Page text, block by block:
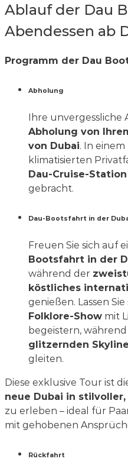
Ablauf der Dau
Abendessen ab
Programm der Dau
Abholung
Ihre
Abholung von
von Dubai. In
klimatisierten
Dau-Cruise-
gebracht.
Dau-Bootsfahrt in der
Freuen Sie sich auf
Bootsfahrt in der
während der
köstliches
genießen. Lassen
Folklore-Show mit
begeistern,
glitzernden
gleiten.
Diese exklusive Tour ist
neue Dubai in
zu erleben – ideal für
mit gehobenen
Rückfahrt